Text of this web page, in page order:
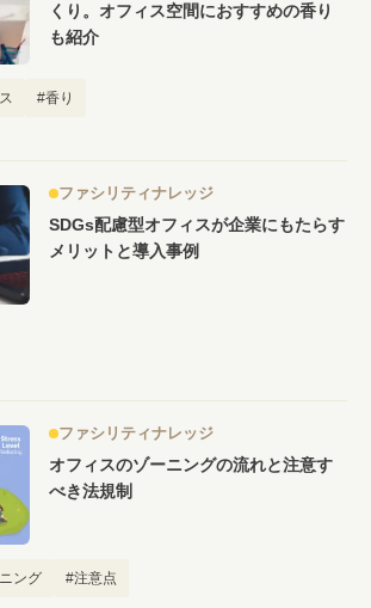
くり。オフィス空間におすすめの香り
も紹介
#香り
ファシリティナレッジ
SDGs配慮型オフィスが企業にもたらす
メリットと導入事例
ファシリティナレッジ
オフィスのゾーニングの流れと注意す
べき法規制
ング #注意点